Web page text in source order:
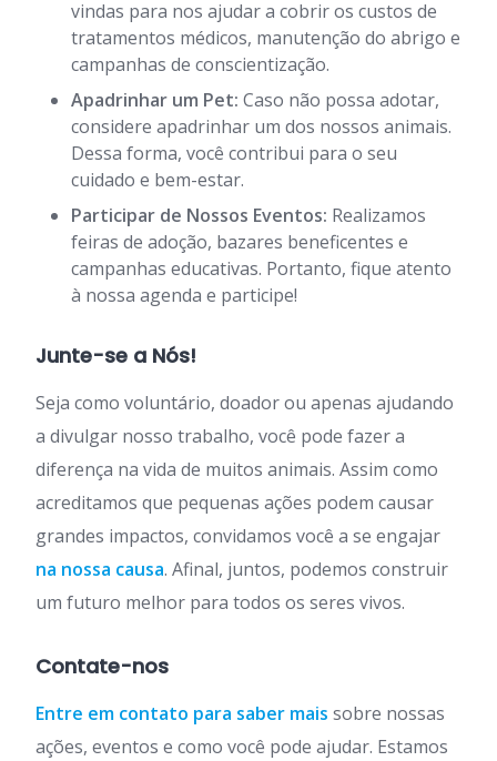
vindas para nos ajudar a cobrir os custos de
tratamentos médicos, manutenção do abrigo e
campanhas de conscientização.
Apadrinhar um Pet: Caso não possa adotar,
considere apadrinhar um dos nossos animais.
Dessa forma, você contribui para o seu
cuidado e bem-estar.
Participar de Nossos Eventos: Realizamos
feiras de adoção, bazares beneficentes e
campanhas educativas. Portanto, fique atento
à nossa agenda e participe!
Junte-se a Nós!
Seja como voluntário, doador ou apenas ajudando
a divulgar nosso trabalho, você pode fazer a
diferença na vida de muitos animais. Assim como
acreditamos que pequenas ações podem causar
grandes impactos, convidamos você a se engajar
na nossa causa. Afinal, juntos, podemos construir
um futuro melhor para todos os seres vivos.
Contate-nos
Entre em contato para saber mais sobre nossas
ações, eventos e como você pode ajudar. Estamos